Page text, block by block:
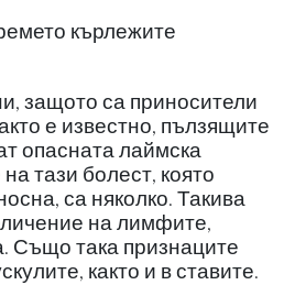
кърлежите
защото са приносители
е известно, пълзящите
опасната лаймска
тази болест, която
са няколко. Такива
на лимфите,
Също така признаците
както и в ставите.